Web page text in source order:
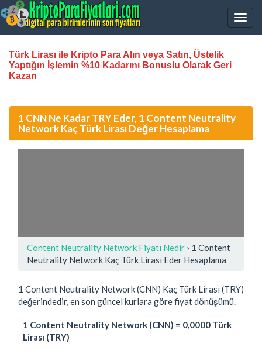
Türk Lirası ile Kripto Para Alın veya Satın, Üstelik
Yaptığın İşlemin %10 Kadarını Bonuslu Olarak Geri
Kazan
1 CNN Ne Kadar TRY Eder, 1 Content Neutrality
Network Kaç Türk Lirası Değer Hesaplama
Content Neutrality Network Fiyatı Nedir › 1 Content
Neutrality Network Kaç Türk Lirası Eder Hesaplama
1 Content Neutrality Network (CNN) Kaç Türk Lirası (TRY)
değerindedir, en son güncel kurlara göre fiyat dönüşümü.
1 Content Neutrality Network (CNN) = 0,0000 Türk
Lirası (TRY)